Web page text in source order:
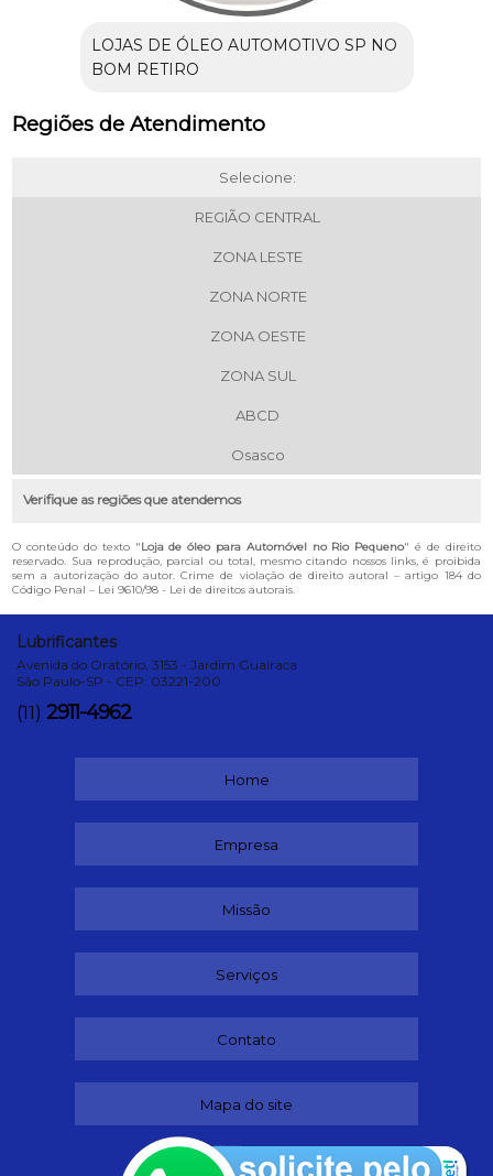
LOJAS DE ÓLEO AUTOMOTIVO SP NO
BOM RETIRO
Regiões de Atendimento
Selecione:
REGIÃO CENTRAL
ZONA LESTE
ZONA NORTE
ZONA OESTE
ZONA SUL
ABCD
Osasco
Verifique as regiões que atendemos
O conteúdo do texto "Loja de óleo para Automóvel no Rio Pequeno" é de direito
reservado. Sua reprodução, parcial ou total, mesmo citando nossos links, é proibida
sem a autorização do autor. Crime de violação de direito autoral – artigo 184 do
Código Penal – Lei 9610/98 - Lei de direitos autorais.
Lubrificantes
Avenida do Oratório, 3153 - Jardim Guairaca
São Paulo-SP - CEP: 03221-200
(11) 2911-4962
Home
Empresa
Missão
Serviços
Contato
Mapa do site